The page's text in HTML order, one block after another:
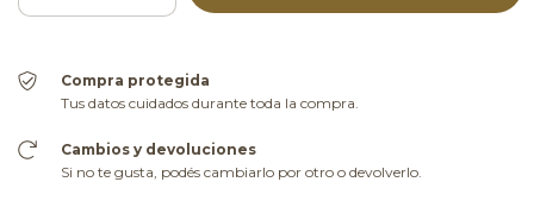
Compra protegida
Tus datos cuidados durante toda la compra.
Cambios y devoluciones
Si no te gusta, podés cambiarlo por otro o devolverlo.